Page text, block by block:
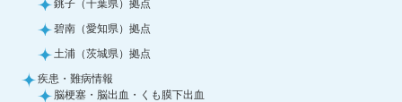
碧南（愛知県）拠点
土浦（茨城県）拠点
疾患・難病情報
脳梗塞・脳出血・くも膜下出血